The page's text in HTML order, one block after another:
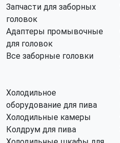
Запчасти для заборных
головок
Адаптеры промывочные
для головок
Все заборные головки
Холодильное
оборудование для пива
Холодильные камеры
Колдрум для пива